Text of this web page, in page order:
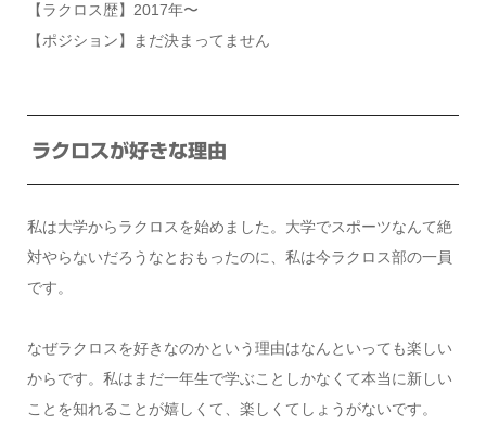
【ラクロス歴】2017年〜
【ポジション】まだ決まってません
ラクロスが好きな理由
私は大学からラクロスを始めました。大学でスポーツなんて絶
対やらないだろうなとおもったのに、私は今ラクロス部の一員
です。
なぜラクロスを好きなのかという理由はなんといっても楽しい
からです。私はまだ一年生で学ぶことしかなくて本当に新しい
ことを知れることが嬉しくて、楽しくてしょうがないです。